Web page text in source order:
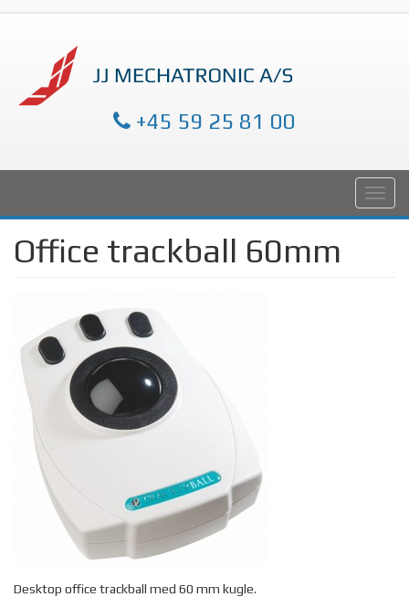
+45 59 25 81 00
Office trackball 60mm
Desktop office trackball med 60 mm kugle.